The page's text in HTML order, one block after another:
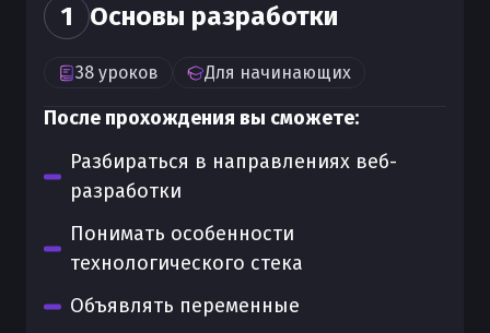
1 Основы разработки
38 уроков Для начинающих
После прохождения вы сможете:
Разбираться в направлениях веб-
разработки
Понимать особенности
технологического стека
Объявлять переменные